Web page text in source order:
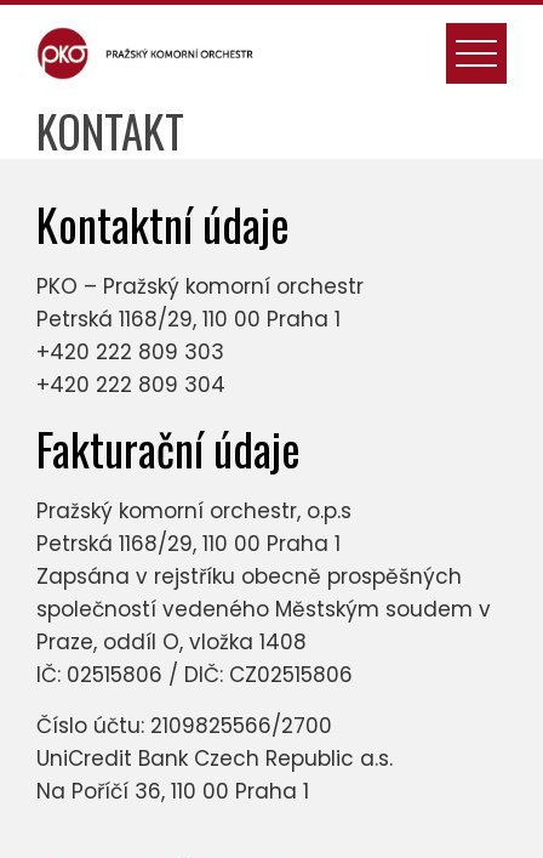
Skip
content
KONTAKT
Kontaktní údaje
PKO – Pražský komorní orchestr
Petrská 1168/29, 110 00 Praha 1
+420 222 809 303
+420 222 809 304
Fakturační údaje
Pražský komorní orchestr, o.p.s
Petrská 1168/29, 110 00 Praha 1
Zapsána v rejstříku obecně prospěšných
společností vedeného Městským soudem v
Praze, oddíl O, vložka 1408
IČ: 02515806 / DIČ: CZ02515806
Číslo účtu: 2109825566/2700
UniCredit Bank Czech Republic a.s.
Na Poříčí 36, 110 00 Praha 1